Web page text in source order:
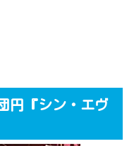
円『シン・エヴ